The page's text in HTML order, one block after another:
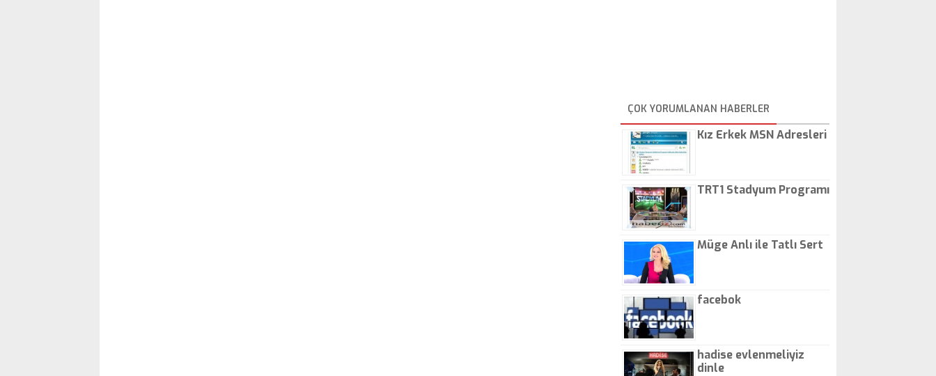
ÇOK YORUMLANAN HABERLER
Kız Erkek MSN Adresleri
TRT1 Stadyum Programı
Müge Anlı ile Tatlı Sert
facebok
hadise evlenmeliyiz
dinle